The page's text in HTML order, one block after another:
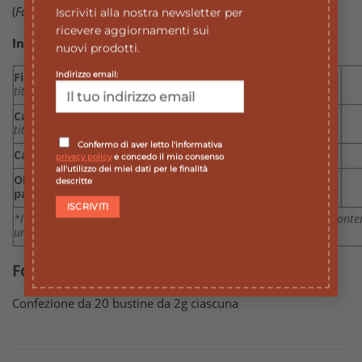
Iscriviti alla nostra newsletter per
ricevere aggiornamenti sui
nuovi prodotti.
Indirizzo email:
Confermo di aver letto l'informativa
privacy policye concedo il mio consenso
all'utilizzo dei miei dati per le finalità
descritte
(Foeniculum vulgare ) olio essenziale.
Ingredienti funzionali contenuti in una bustina:*
Finocchio frutti
titolato in essenza ≥ 20 ml/Kg
Carvi frutti
titolato in essenza ≥ 30 ml/Kg
Camomilla fiori
Olio essenziale di Finocchio
pari a circa 1 goccia di olio essenziale
*I quantitativi indicati si riferiscono agli ingredienti funzionali
una bustina e non all’infuso
Formato
Confezione da 20 bustine da 2g ciascuna